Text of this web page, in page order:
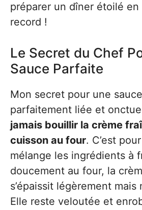
préparer un dîner étoilé en
record !
Le Secret du Chef
Sauce Parfaite
Mon secret pour une
parfaitement liée et
jamais bouillir la crème
cuisson au four. C’est
mélange les ingrédients à
doucement au four, la
s’épaissit légèrement mais
Elle reste veloutée et